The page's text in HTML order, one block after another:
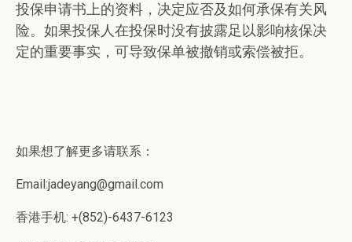
投保申请书上的资料，决定应否及如何承保有关风
险。如果投保人在投保时没有披露足以影响核保决
定的重要事实，可导致保单被撤销或索偿被拒。
如果想了解更多请联系：
Email:jadeyang@gmail.com
香港手机: +(852)-6437-6123